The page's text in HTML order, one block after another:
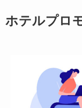
ホテルプロ